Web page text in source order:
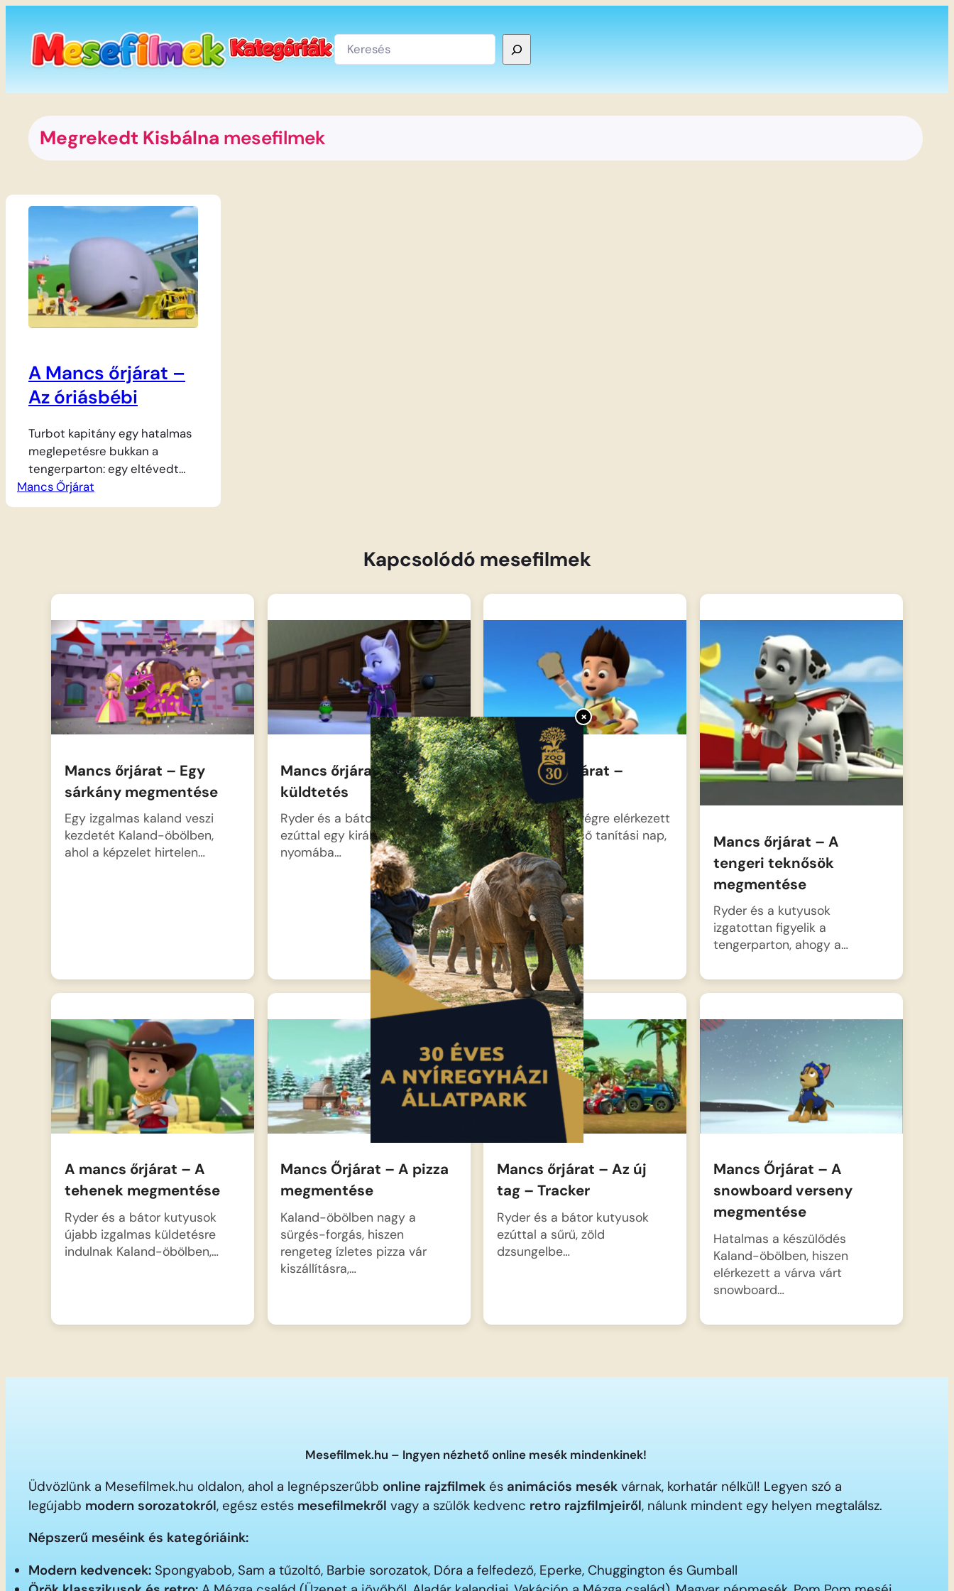
×
tartalomhoz
Keresés
Megrekedt Kisbálna mesefilmek
A Mancs őrjárat –
Az óriásbébi
Turbot kapitány egy hatalmas
meglepetésre bukkan a
tengerparton: egy eltévedt
kisbálna rekedt meg a
homokban! Bár még csak bébi,
őrjárat azonnal akcióba lendül,
folyamatosan hűteni kell, amíg
ki nem találnak egy tervet.
Ryderéknek minden erejükre…
Mancs Őrjárat
Kapcsolódó mesefilmek
Mancs őrjárat – Egy
sárkány megmentése
Egy izgalmas kaland veszi
kezdetét Kaland-öbölben,
ahol a képzelet hirtelen…
Mancs őrjárat-Korona
küldtetés
Ryder és a bátor kutyusok
ezúttal egy királyi rejtély
nyomába…
A mancs őrjárat –
Iskolatáska
Alex számára végre elérkezett
a várva várt első tanítási nap,
…
Mancs őrjárat – A
tengeri teknősök
megmentése
Ryder és a kutyusok
izgatottan figyelik a
tengerparton, ahogy a…
A mancs őrjárat – A
tehenek megmentése
Ryder és a bátor kutyusok
újabb izgalmas küldetésre
indulnak Kaland-öbölben,…
Mancs Őrjárat – A pizza
megmentése
Kaland-öbölben nagy a
sürgés-forgás, hiszen
rengeteg ízletes pizza vár
kiszállításra,…
Mancs őrjárat – Az új
tag – Tracker
Ryder és a bátor kutyusok
ezúttal a sűrű, zöld
dzsungelbe…
Mancs Őrjárat – A
snowboard verseny
megmentése
Hatalmas a készülődés
Kaland-öbölben, hiszen
elérkezett a várva várt
snowboard…
Mesefilmek.hu – Ingyen nézhető online mesék mindenkinek!
Üdvözlünk a Mesefilmek.hu oldalon, ahol a legnépszerűbb online rajzfilmek és animációs mesék várnak, korhatár nélkül! Legyen szó a
legújabb modern sorozatokról, egész estés mesefilmekről vagy a szülők kedvenc retro rajzfilmjeiről, nálunk mindent egy helyen megtalálsz.
Népszerű meséink és kategóriáink:
Modern kedvencek: Spongyabob, Sam a tűzoltó, Barbie sorozatok, Dóra a felfedező, Eperke, Chuggington és Gumball